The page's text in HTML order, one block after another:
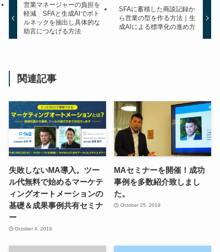
営業マネージャーの負担を
軽減 SFAと生成AIでボト
ルネックを抽出し具体的な
助言につなげる方法
SFAに蓄積した商談記録か
ら営業の型を作る方法｜生
成AIによる標準化の進め方
関連記事
失敗しないMA導入。ツー
ル代無料で始めるマーケテ
ィングオートメーションの
基礎＆成果事例共有セミナ
ー
October 4, 2019
MAセミナーを開催！成功
事例を多数紹介致しまし
た。
October 25, 2019